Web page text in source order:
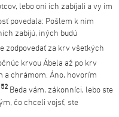
lebo oni ich zabíjali a vy im
povedala: Pošlem k nim
zabijú, iných budú
zodpovedať za krv všetkých
krvou Ábela až po krv
a chrámom. Áno, hovorím
52 Beda vám, zákonníci, lebo ste
čo chceli vojsť, ste